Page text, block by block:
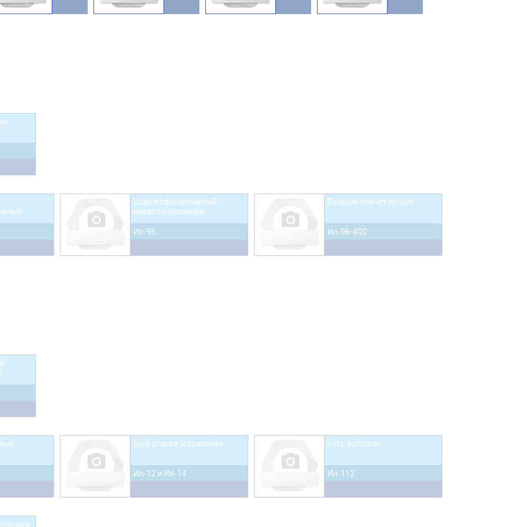
photo_camera
Широкофюзеляжный
нового поколения
Ил-96
photo_camera
Больше значит лучше
Ил-96-400
photo_camera
Ещё старее и красивее
Ил-12 и Ил-14
photo_camera
Есть вопросы
Ил-112